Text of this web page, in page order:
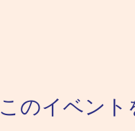
このイベント